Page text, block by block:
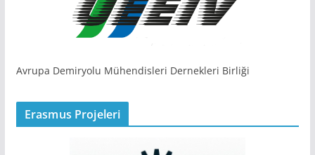
Avrupa Demiryolu Mühendisleri Dernekleri Birliği
Erasmus Projeleri